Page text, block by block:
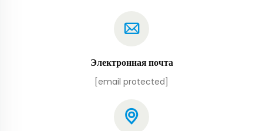
Электронная почта
[email protected]